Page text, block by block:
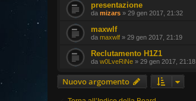
presentazione
da mizars » 29 gen 2017, 21:32
maxwlf
da maxwlf » 29 gen 2017, 21:19
Reclutamento H1Z1
da w0LveRiNe » 29 gen 2017, 21:18
Nuovo argomento